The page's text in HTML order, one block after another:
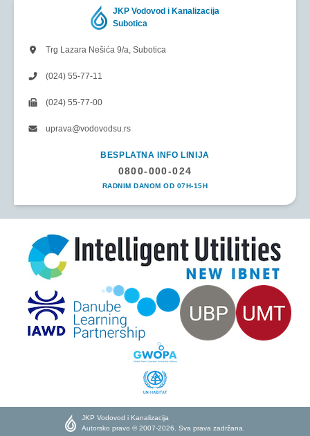
JKP Vodovod i Kanalizacija
Subotica
Trg Lazara Nešića 9/a, Subotica
(024) 55-77-11
(024) 55-77-00
uprava@vodovodsu.rs
BESPLATNA INFO LINIJA
0800-000-024
RADNIM DANOM OD 07H-15H
JKP Vodovod i Kanalizacija
Autorsko pravo © 2007-2026. Sva prava zadržana.